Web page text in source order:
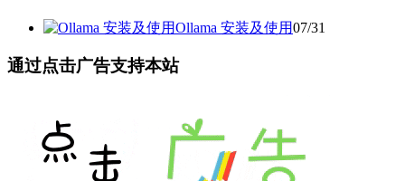
Ollama 安装及使用07/31
通过点击广告支持本站